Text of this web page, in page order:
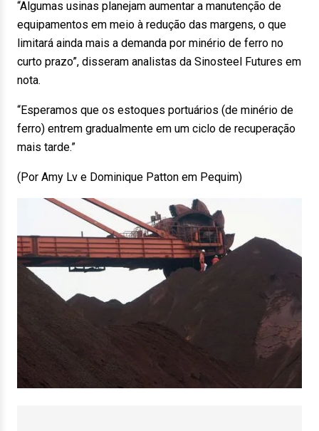
“Algumas usinas planejam aumentar a manutenção de
equipamentos em meio à redução das margens, o que
limitará ainda mais a demanda por minério de ferro no
curto prazo”, disseram analistas da Sinosteel Futures em
nota.
“Esperamos que os estoques portuários (de minério de
ferro) entrem gradualmente em um ciclo de recuperação
mais tarde.”
(Por Amy Lv e Dominique Patton em Pequim)